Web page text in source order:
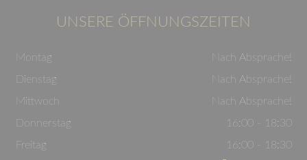
UNSERE ÖFFNUNGSZEITEN
Montag
Nach Absprache!
Dienstag
Nach Absprache!
Mittwoch
Nach Absprache!
Donnerstag
16:00 - 18:30
Freitag
16:00 - 18:30